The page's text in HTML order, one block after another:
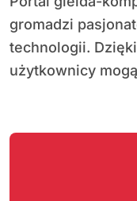
gromadzi
technologii.
użytkownicy